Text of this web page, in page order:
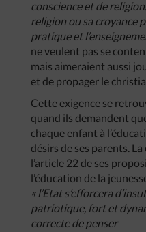
conscience et de
religion ou sa croyance
pratique et
ne veulent pas se
mais aimeraient aussi
et de propager le
Cette exigence se
quand ils demandent
chaque enfant à
désirs de ses parents.
l’article 22 de ses
l’éducation de la
« l’Etat s’efforcera
patriotique, fort et
correcte de penser